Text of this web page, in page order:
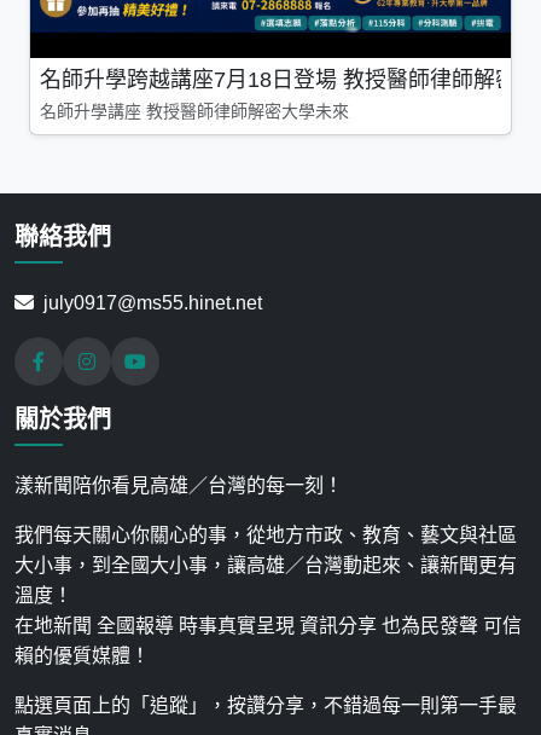
名師升學跨越講座7月18日登場 教授醫師律師解密
名師升學講座 教授醫師律師解密大學未來
聯絡我們
july0917@ms55.hinet.net
關於我們
漾新聞陪你看見高雄／台灣的每一刻！
我們每天關心你關心的事，從地方市政、教育、藝文與社區
大小事，到全國大小事，讓高雄／台灣動起來、讓新聞更有
溫度！
在地新聞 全國報導 時事真實呈現 資訊分享 也為民發聲 可信
賴的優質媒體！
點選頁面上的「追蹤」，按讚分享，不錯過每一則第一手最